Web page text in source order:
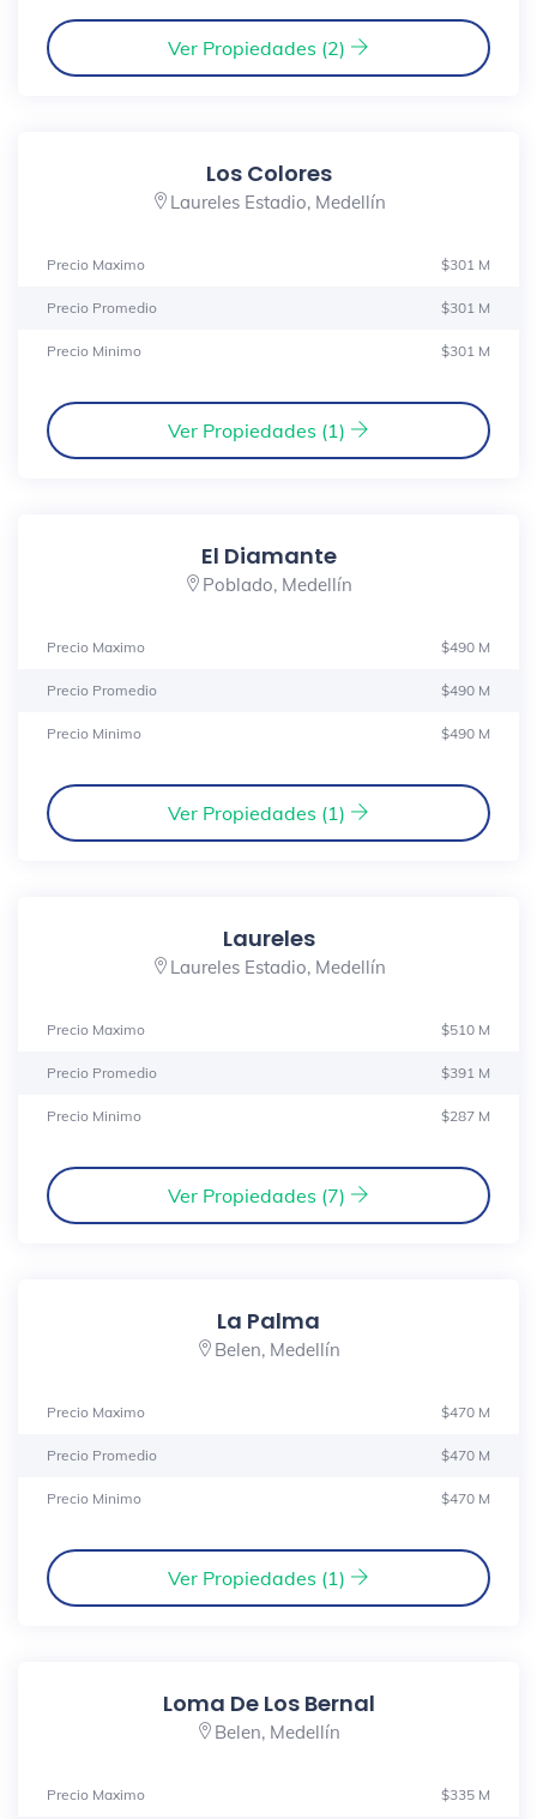
Ver Propiedades (2)
Los Colores
Laureles Estadio, Medellín
Precio Maximo $301 M
Precio Promedio $301 M
Precio Minimo $301 M
Ver Propiedades (1)
El Diamante
Poblado, Medellín
Precio Maximo $490 M
Precio Promedio $490 M
Precio Minimo $490 M
Ver Propiedades (1)
Laureles
Laureles Estadio, Medellín
Precio Maximo $510 M
Precio Promedio $391 M
Precio Minimo $287 M
Ver Propiedades (7)
La Palma
Belen, Medellín
Precio Maximo $470 M
Precio Promedio $470 M
Precio Minimo $470 M
Ver Propiedades (1)
Loma De Los Bernal
Belen, Medellín
Precio Maximo $335 M